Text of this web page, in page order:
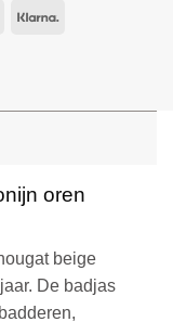
oren
beige
De badjas